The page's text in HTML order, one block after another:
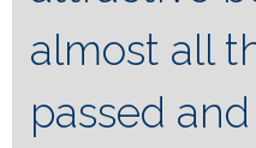
almost all
passed